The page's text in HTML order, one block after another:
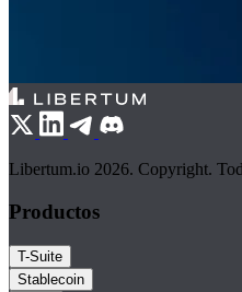
Libertum.io 2026. Copyright.
Productos
T-Suite
Stablecoin